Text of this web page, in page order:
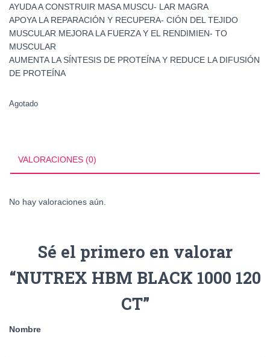
AYUDA A CONSTRUIR MASA MUSCU- LAR MAGRA
APOYA LA REPARACIÓN Y RECUPERA- CIÓN DEL TEJIDO
MUSCULAR MEJORA LA FUERZA Y EL RENDIMIEN- TO
MUSCULAR
AUMENTA LA SÍNTESIS DE PROTEÍNA Y REDUCE LA DIFUSIÓN
DE PROTEÍNA
Agotado
VALORACIONES (0)
No hay valoraciones aún.
Sé el primero en valorar
“NUTREX HBM BLACK 1000 120
CT”
Nombre